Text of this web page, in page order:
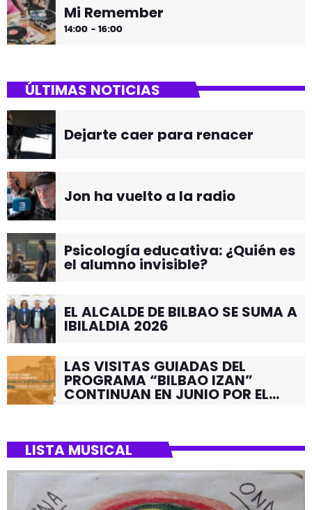
Mi Remember
14:00 - 16:00
ÚLTIMAS NOTICIAS
Dejarte caer para renacer
Jon ha vuelto a la radio
Psicología educativa: ¿Quién es
el alumno invisible?
EL ALCALDE DE BILBAO SE SUMA A
IBILALDIA 2026
LAS VISITAS GUIADAS DEL
PROGRAMA “BILBAO IZAN”
CONTINUAN EN JUNIO POR EL
LISTA MUSICAL